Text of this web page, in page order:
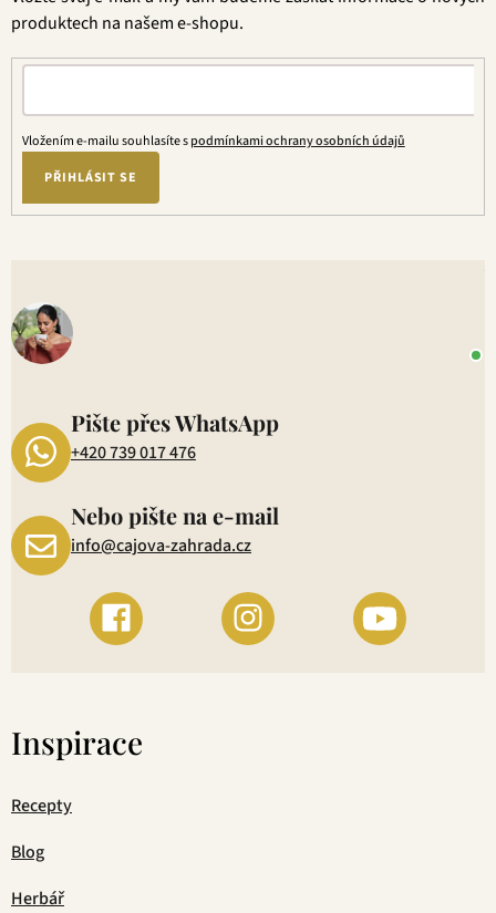
produktech na našem e-shopu.
Vložením e-mailu souhlasíte spodmínkami ochrany osobních údajů
PŘIHLÁSIT SE
Pište přes WhatsApp
+420 739 017 476
Nebo pište na e-mail
info@cajova-zahrada.cz
Inspirace
Recepty
Blog
Herbář